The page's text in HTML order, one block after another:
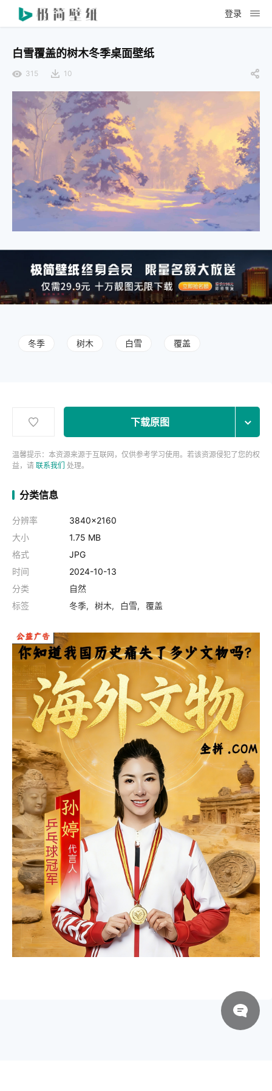
登录
白雪覆盖的树木冬季桌面壁纸
315 10
冬季 树木 白雪 覆盖
下载原图
温馨提示：本资源来源于互联网，仅供参考学习使用。若该资源侵犯了您的权
益，请 联系我们 处理。
分类信息
分辨率
3840x2160
大小
1.75 MB
格式
JPG
时间
2024-10-13
分类
自然
标签
冬季 树木 白雪 覆盖